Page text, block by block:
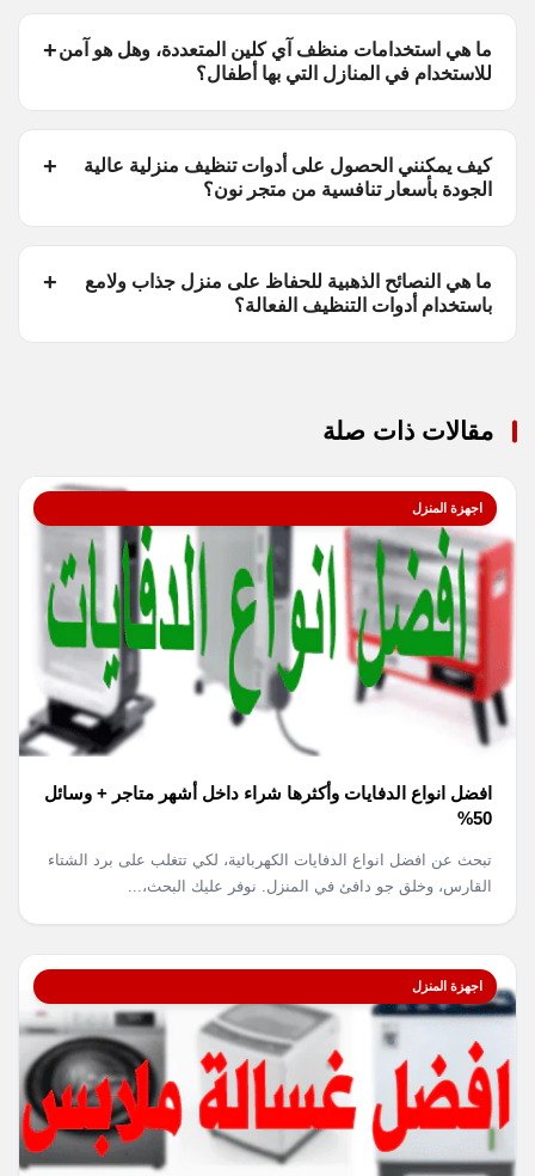
ما هي استخدامات منظف آي كلين المتعددة، وهل هو آمن
للاستخدام في المنازل التي بها أطفال؟
كيف يمكنني الحصول على أدوات تنظيف منزلية عالية
الجودة بأسعار تنافسية من متجر نون؟
ما هي النصائح الذهبية للحفاظ على منزل جذاب ولامع
باستخدام أدوات التنظيف الفعالة؟
مقالات ذات صلة
اجهزة المنزل
افضل انواع الدفايات وأكثرها شراء داخل أشهر متاجر + وسائل
50%
تبحث عن افضل انواع الدفايات الكهربائية، لكي تتغلب على برد الشتاء
القارس، وخلق جو دافئ في المنزل. نوفر عليك البحث،...
اجهزة المنزل